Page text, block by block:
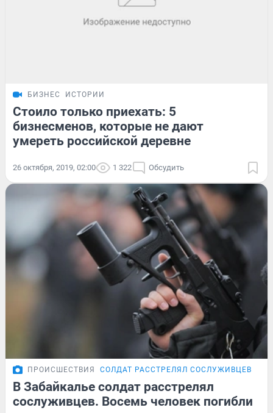
БИЗНЕС ИСТОРИИ
Стоило только приехать: 5
бизнесменов, которые не дают
умереть российской деревне
26 октября, 2019, 02:00 1 322 Обсудить
ПРОИСШЕСТВИЯ СОЛДАТ РАССТРЕЛЯЛ СОСЛУЖИВЦЕВ В
В Забайкалье солдат расстрелял
сослуживцев. Восемь человек погибли